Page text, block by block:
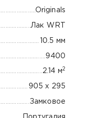
Originals
Лак WRT
10.5 мм
9400
2.14 м 2
905 x 295
Замковое
Португалия